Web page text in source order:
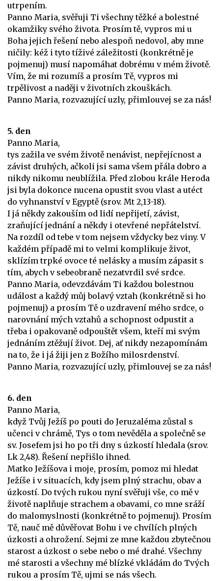
utrpením.
Panno Maria, svěřuji Ti všechny těžké a bolestné
okamžiky svého života. Prosím tě, vypros mi u
Boha jejich řešení nebo alespoň nedovol, aby mne
ničily: kéž i tyto tíživé záležitosti (konkrétně je
pojmenuj) musí napomáhat dobrému v mém životě.
Vím, že mi rozumíš a prosím Tě, vypros mi
trpělivost a naději v životních zkouškách.
Panno Maria, rozvazující uzly, přimlouvej se za nás!
5. den
Panno Maria,
tys zažila ve svém životě nenávist, nepřejícnost a
závist druhých, ačkoli jsi sama všem přála dobro a
nikdy nikomu neublížila. Před zlobou krále Heroda
jsi byla dokonce nucena opustit svou vlast a utéct
do vyhnanství v Egyptě (srov. Mt 2,13-18).
I já někdy zakouším od lidí nepřijetí, závist,
zraňující jednání a někdy i otevřené nepřátelství.
Na rozdíl od tebe v tom nejsem vždycky bez viny. V
každém případě mi to velmi komplikuje život,
sklízím trpké ovoce té nelásky a musím zápasit s
tím, abych v sebeobraně nezatvrdil své srdce.
Panno Maria, odevzdávám Ti každou bolestnou
událost a každý můj bolavý vztah (konkrétně si ho
pojmenuj) a prosím Tě o uzdravení mého srdce, o
narovnání mých vztahů a schopnost odpustit a
třeba i opakovaně odpouštět všem, kteří mi svým
jednáním ztěžují život. Dej, ať nikdy nezapomínám
na to, že i já žiji jen z Božího milosrdenství.
Panno Maria, rozvazující uzly, přimlouvej se za nás!
6. den
Panno Maria,
když Tvůj Ježíš po pouti do Jeruzaléma zůstal s
učenci v chrámě, Tys o tom nevěděla a společně se
sv. Josefem jsi ho po tři dny s úzkostí hledala (srov.
Lk 2,48). Řešení nepřišlo ihned.
Matko Ježíšova i moje, prosím, pomoz mi hledat
Ježíše i v situacích, kdy jsem plný strachu, obav a
úzkostí. Do tvých rukou nyní svěřuji vše, co mě v
životě naplňuje strachem a obavami, co mne sráží
do malomyslnosti (konkrétně to pojmenuj). Prosím
Tě, nauč mě důvěřovat Bohu i ve chvílích plných
úzkosti a ohrožení. Sejmi ze mne každou zbytečnou
starost a úzkost o sebe nebo o mé drahé. Všechny
mé starosti a všechny mé blízké vkládám do Tvých
rukou a prosím Tě, ujmi se nás všech.